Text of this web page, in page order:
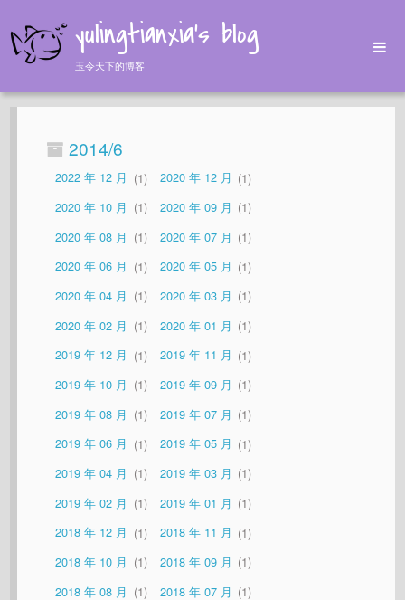
yulingtianxia's blog
玉令天下的博客
Home
Tags
About
2014/6
2022 年 12 月 1 2020 年 12 月
1
2020 年 10 月
1 2020 年 09 月
1
2020 年 08 月
1 2020 年 07 月
1
2020 年 06 月
1 2020 年 05 月
1
2020 年 04 月
1 2020 年 03 月
1
2020 年 02 月
1 2020 年 01 月
1
2019 年 12 月
1 2019 年 11 月
1
2019 年 10 月
1 2019 年 09 月
1
2019 年 08 月
1 2019 年 07 月
1
2019 年 06 月
1 2019 年 05 月
1
2019 年 04 月
1 2019 年 03 月
1
2019 年 02 月
1 2019 年 01 月
1
2018 年 12 月
1 2018 年 11 月
1
2018 年 10 月
1 2018 年 09 月
1
2018 年 08 月
1 2018 年 07 月
1